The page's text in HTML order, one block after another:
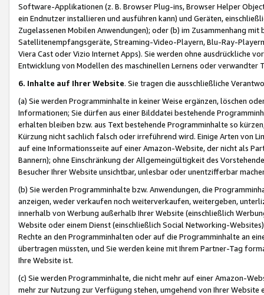
Software-Applikationen (z. B. Browser Plug-ins, Browser Helper
ein Endnutzer installieren und ausführen kann) und Geräten,
Zugelassenen Mobilen Anwendungen); oder (b) im Zusammenhang
Satellitenempfangsgeräte, Streaming-Video-Playern, Blu-Ray-
Viera Cast oder Vizio Internet Apps). Sie werden ohne ausdrückliche
Entwicklung von Modellen des maschinellen Lernens oder
6. Inhalte auf Ihrer Website. Sie tragen die ausschließliche
(a) Sie werden Programminhalte in keiner Weise ergänzen, löschen
Informationen; Sie dürfen aus einer Bilddatei bestehende
erhalten bleiben bzw. aus Text bestehende Programminhalte so
Kürzung nicht sachlich falsch oder irreführend wird. Einige Arten von
auf eine Informationsseite auf einer Amazon-Website, der nicht als
Bannern); ohne Einschränkung der Allgemeingültigkeit des
Besucher Ihrer Website unsichtbar, unlesbar oder unentzifferbar
(b) Sie werden Programminhalte bzw. Anwendungen, die
anzeigen, weder verkaufen noch weiterverkaufen, weitergeben,
innerhalb von Werbung außerhalb Ihrer Website (einschließlich
Website oder einem Dienst (einschließlich Social Networking-
Rechte an den Programminhalten oder auf die Programminhalte an
übertragen müssten, und Sie werden keine mit Ihrem Partner-Tag
Ihre Website ist.
(c) Sie werden Programminhalte, die nicht mehr auf einer Amazon-
mehr zur Nutzung zur Verfügung stehen, umgehend von Ihrer